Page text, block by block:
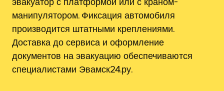
манипулятором. Фиксация автомобиля
производится штатными креплениями.
Доставка до сервиса и оформление
документов на эвакуацию обеспечиваются
специалистами Эвамск24.ру.